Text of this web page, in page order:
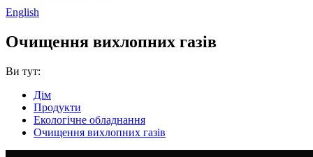
English
Очищення вихлопних газів
Ви тут:
Дім
Продукти
Екологічне обладнання
Очищення вихлопних газів